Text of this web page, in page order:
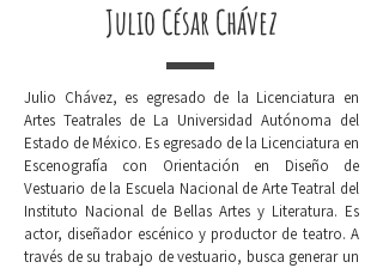
Julio César Chávez
Julio Chávez, es egresado de la Licenciatura en
Artes Teatrales de La Universidad Autónoma del
Estado de México. Es egresado de la Licenciatura en
Escenografía con Orientación en Diseño de
Vestuario de la Escuela Nacional de Arte Teatral del
Instituto Nacional de Bellas Artes y Literatura. Es
actor, diseñador escénico y productor de teatro. A
través de su trabajo de vestuario, busca generar un